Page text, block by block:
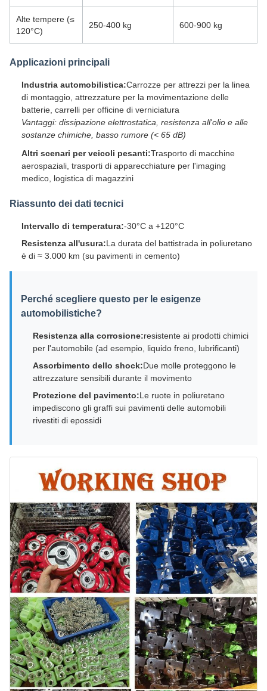
Alte tempere (≤
120°C)
250-400 kg 600-900 kg
Applicazioni principali
Industria automobilistica:Carrozze per attrezzi per la linea
di montaggio, attrezzature per la movimentazione delle
batterie, carrelli per officine di verniciatura
Vantaggi: dissipazione elettrostatica, resistenza all'olio e alle
sostanze chimiche, basso rumore (< 65 dB)
Altri scenari per veicoli pesanti:Trasporto di macchine
aerospaziali, trasporti di apparecchiature per l'imaging
medico, logistica di magazzini
Riassunto dei dati tecnici
Intervallo di temperatura:-30°C a +120°C
Resistenza all'usura:La durata del battistrada in poliuretano
è di ≈ 3.000 km (su pavimenti in cemento)
Perché scegliere questo per le esigenze
automobilistiche?
Resistenza alla corrosione:resistente ai prodotti chimici
per l'automobile (ad esempio, liquido freno, lubrificanti)
Assorbimento dello shock:Due molle proteggono le
attrezzature sensibili durante il movimento
Protezione del pavimento:Le ruote in poliuretano
impediscono gli graffi sui pavimenti delle automobili
rivestiti di epossidi